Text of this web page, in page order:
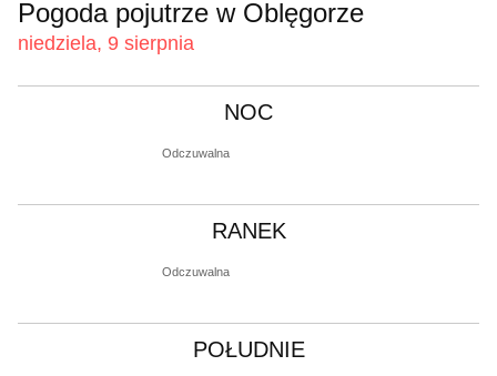
Pogoda pojutrze w Oblęgorze
niedziela, 9 sierpnia
NOC
Odczuwalna
RANEK
Odczuwalna
POŁUDNIE